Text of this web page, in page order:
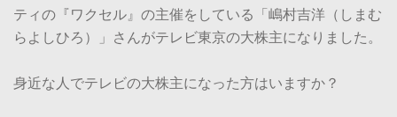
ティの『ワクセル』の主催をしている「嶋村吉洋（しまむ
らよしひろ）」さんがテレビ東京の大株主になりました。
身近な人でテレビの大株主になった方はいますか？